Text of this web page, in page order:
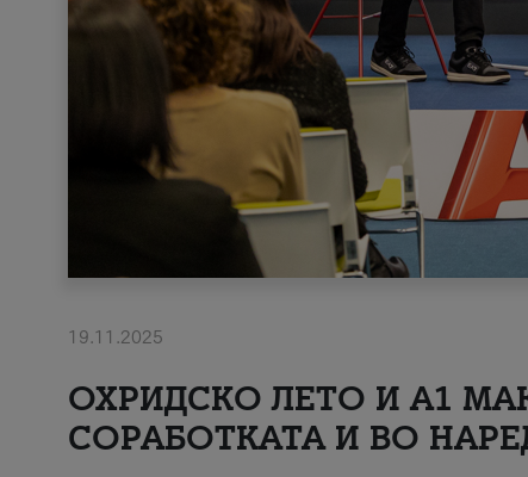
19.11.2025
ОХРИДСКО ЛЕТО И A1
СОРАБОТКАТА И ВО